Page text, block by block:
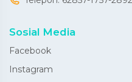
Sosial Media
Facebook
Instagram